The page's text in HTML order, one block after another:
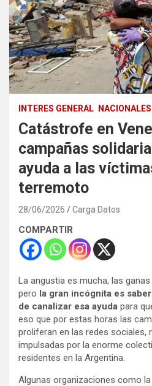
INTERES GENERAL NACIONALES
Catástrofe en
campañas
ayuda a las
terremoto
28/06/2026 Carga Datos
COMPARTIR
La angustia es mucha, las
pero la gran incógnita es
de canalizar esa ayuda para
eso que por estas horas las
proliferan en las redes sociales,
impulsadas por la enorme
residentes en la Argentina.
Algunas organizaciones como la